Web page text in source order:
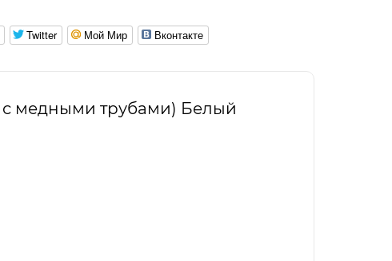
Twitter Мой Мир Вконтакте
с медными трубами) Белый